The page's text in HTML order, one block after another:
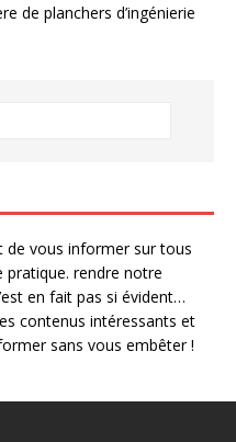
de planchers d’ingénierie
de vous informer sur tous
pratique. rendre notre
en fait pas si évident…
contenus intéressants et
sans vous embêter !